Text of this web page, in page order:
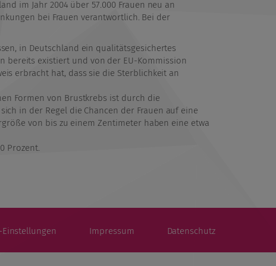
im Jahr 2004 über 57.000 Frauen neu an
bei Frauen verantwortlich. Bei der
in Deutschland ein qualitätsgesichertes
bereits existiert und von der EU-Kommission
erbracht hat, dass sie die Sterblichkeit an
Formen von Brustkrebs ist durch die
in der Regel die Chancen der Frauen auf eine
von bis zu einem Zentimeter haben eine etwa
Prozent.
Datenschutz
Impressum
Einstellungen